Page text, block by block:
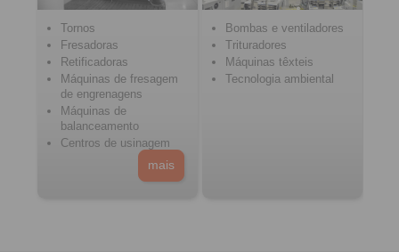
Tornos
Fresadoras
Retificadoras
Máquinas de fresagem
de engrenagens
Máquinas de
balanceamento
Centros de usinagem
mais
Bombas e ventiladores
Trituradores
Máquinas têxteis
Tecnologia ambiental